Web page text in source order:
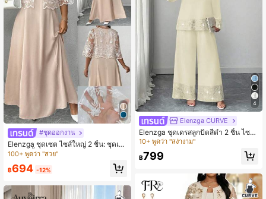
#ชุดออกงาน
Elenzga ชุดเซต ไซส์ใหญ่ 2 ชิ้น: ชุดเด
รสยาวเนื้อทอ คอกลม ไม่มีแขน + คาร์ดิ
แกนเนื้อผ้าตาข่ายปัก แขน 3/4 เบา สบ
าย เหมาะกับวันพักผ่อน
100+ พูดว่า "สวย"
฿694 -12%
4
Elenzga CURVE
Elenzga ชุดเดรสลูกปัดสีดำ 2 ชิ้น ไซส์ใ
หญ่สง่างาม
10+ พูดว่า "สง่างาม"
฿799